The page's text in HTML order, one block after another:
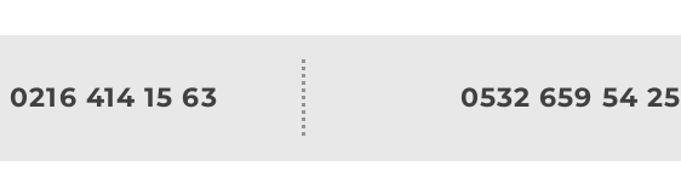
0216 414 15 63 0532 659 54 25